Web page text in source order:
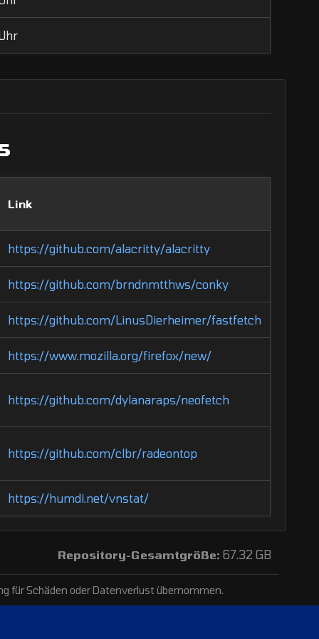
Link
https://github.com/alacritty/alacritty
https://github.com/brndnmtthws/conky
https://github.com/LinusDierheimer/fastfetch
https://www.mozilla.org/firefox/new/
https://github.com/dylanaraps/neofetch
https://github.com/clbr/radeontop
https://humdi.net/vnstat/
Repository-Gesamtgröße: 67.32 GB
für Schäden oder Datenverlust übernommen.